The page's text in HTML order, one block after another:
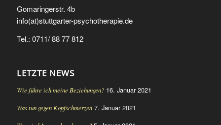
Gomaringerstr. 4b
info(at)stuttgarter-psychotherapie.de
Tel.: 0711/ 88 77 812
LETZTE NEWS
Wie führe ich meine Beziehungen? 16. Januar 2021
Was tun gegen Kopfschmerzen 7. Januar 2021